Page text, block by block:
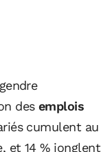
desemplois
cumulent au
et 14 % jonglent